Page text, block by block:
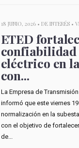
18 JUNIO, 2026 • DE INTERÉS•
ETED
confiabilidad
eléctrico en
con...
La Empresa de
informó que este viernes
normalización en la
con el objetivo de
de...